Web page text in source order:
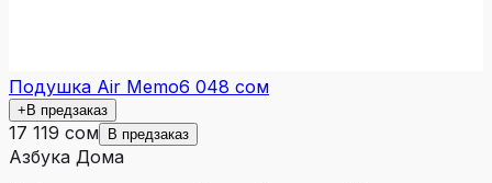
Подушка Air Memo6 048 сом
+В предзаказ
17 119 сом В предзаказ
Азбука Дома